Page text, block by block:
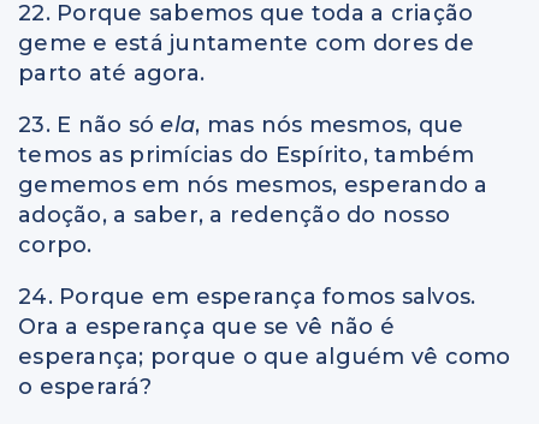
22. Porque sabemos que toda a criação
geme e está juntamente com dores de
parto até agora.
23. E não sóela, mas nós mesmos, que
temos as primícias do Espírito, também
gememos em nós mesmos, esperando a
adoção, a saber, a redenção do nosso
corpo.
24. Porque em esperança fomos salvos.
Ora a esperança que se vê não é
esperança; porque o que alguém vê como
o esperará?